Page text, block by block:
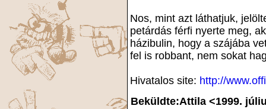
Nos, mint azt láthatjuk,
petárdás férfi nyerte meg,
házibulin, hogy a szájába
fel is robbant, nem sokat
Hivatalos site: http://
Beküldte:Attila <1999.